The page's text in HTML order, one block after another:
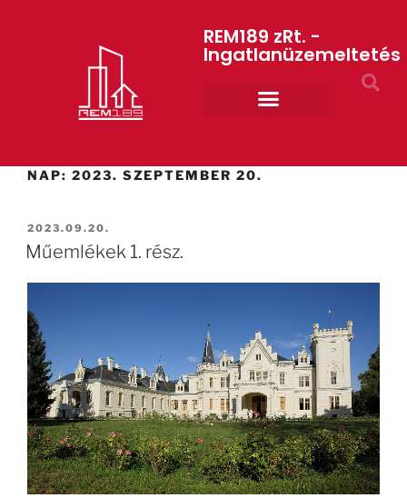
REM189 zRt. -
Ingatlanüzemeltetés
NAP: 2023. SZEPTEMBER 20.
2023.09.20.
Műemlékek 1. rész.